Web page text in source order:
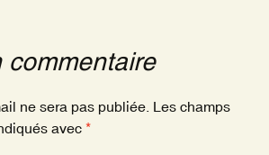
commentaire
ne sera pas publiée. Les champs
avec *